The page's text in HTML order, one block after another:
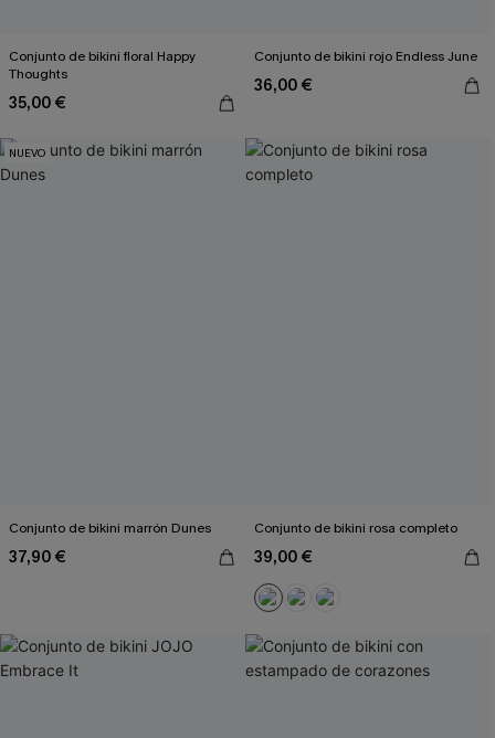
Conjunto de bikini floral Happy
Thoughts
35,00 €
Conjunto de bikini rojo Endless June
36,00 €
NUEVO
Conjunto de bikini marrón Dunes
37,90 €
Conjunto de bikini rosa completo
39,00 €